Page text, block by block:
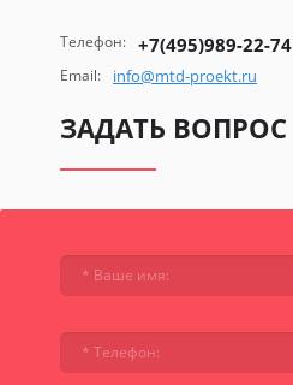
Телефон: +7(495)989-22-74
Email: info@mtd-proekt.ru
ЗАДАТЬ ВОПРОС